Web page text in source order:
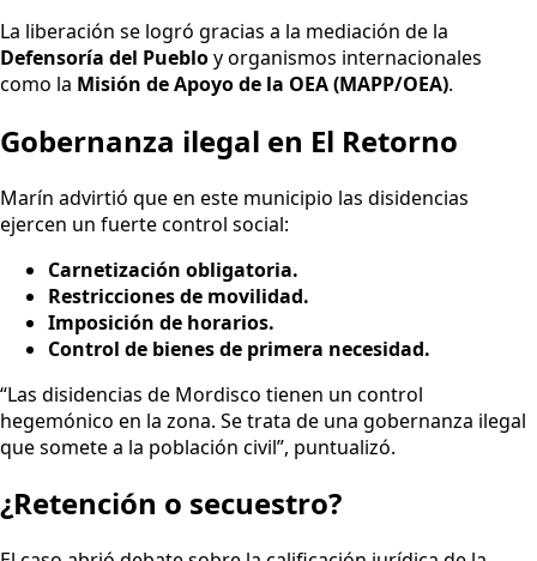
La liberación se logró gracias a la mediación de la
Defensoría del Puebloy organismos internacionales
como la Misión de Apoyo de la OEA (MAPP/OEA).
Gobernanza ilegal en El Retorno
Marín advirtió que en este municipio las disidencias
ejercen un fuerte control social:
Carnetización obligatoria.
Restricciones de movilidad.
Imposición de horarios.
Control de bienes de primera necesidad.
“Las disidencias de Mordisco tienen un control
hegemónico en la zona. Se trata de una gobernanza ilegal
que somete a la población civil”, puntualizó.
¿Retención o secuestro?